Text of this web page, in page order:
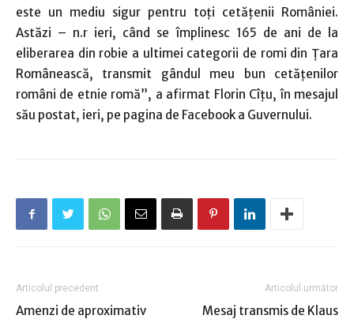
este un mediu sigur pentru toţi cetăţenii României.
Astăzi – n.r ieri, când se împlinesc 165 de ani de la
eliberarea din robie a ultimei categorii de romi din Ţara
Românească, transmit gândul meu bun cetăţenilor
români de etnie romă”, a afirmat Florin Cîţu, în mesajul
său postat, ieri, pe pagina de Facebook a Guvernului.
Articolul precedent
Amenzi de aproximativ
Articolul următor
Mesaj transmis de Klaus